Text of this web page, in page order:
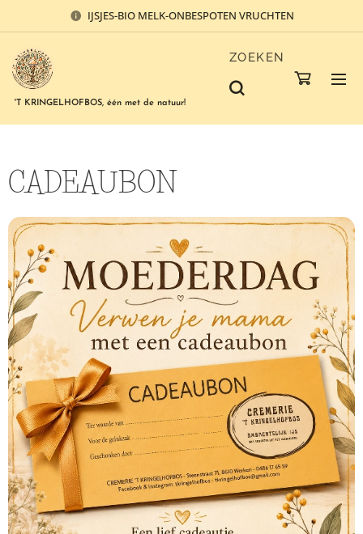
IJSJES-BIO MELK-ONBESPOTEN VRUCHTEN
'T KRINGELHOFBOS, één met de natuur!
ZOEKEN
CADEAUBON